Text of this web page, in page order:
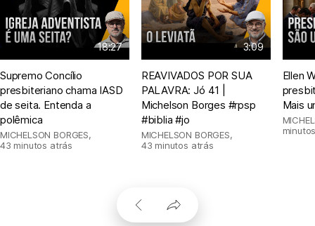
18:27
Supremo Concílio
presbiteriano chama IASD
de seita. Entenda a
polêmica
MICHELSON BORGES,
43 minutos atrás
3:09
REAVIVADOS POR SUA
PALAVRA: Jó 41 |
Michelson Borges #rpsp
#biblia #jo
MICHELSON BORGES,
43 minutos atrás
Ellen
Mais